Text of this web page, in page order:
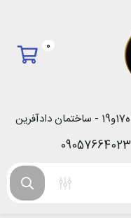
0
09057664023